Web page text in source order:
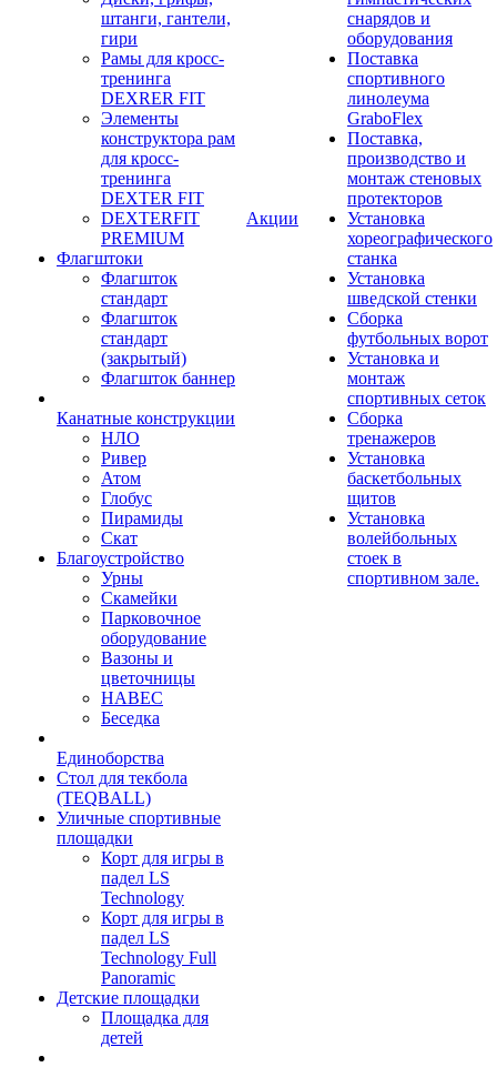
штанги, гантели,
гири
Рамы для кросс-
тренинга
DEXRER FIT
Элементы
конструктора рам
для кросс-
тренинга
DEXTER FIT
DEXTERFIT
PREMIUM
Флагштоки
Флагшток
стандарт
Флагшток
стандарт
(закрытый)
Флагшток баннер
Канатные конструкции
НЛО
Ривер
Атом
Глобус
Пирамиды
Скат
Благоустройство
Урны
Скамейки
Парковочное
оборудование
Вазоны и
цветочницы
НАВЕС
Беседка
Единоборства
Стол для текбола
(TEQBALL)
Уличные спортивные
площадки
Корт для игры в
падел LS
Technology
Корт для игры в
падел LS
Technology Full
Panoramic
Детские площадки
Площадка для
детей
Акции
снарядов и
оборудования
Поставка
спортивного
линолеума
GraboFlex
Поставка,
производство и
монтаж стеновых
протекторов
Установка
хореографического
станка
Установка
шведской стенки
Сборка
футбольных ворот
Установка и
монтаж
спортивных сеток
Сборка
тренажеров
Установка
баскетбольных
щитов
Установка
волейбольных
стоек в
спортивном зале.